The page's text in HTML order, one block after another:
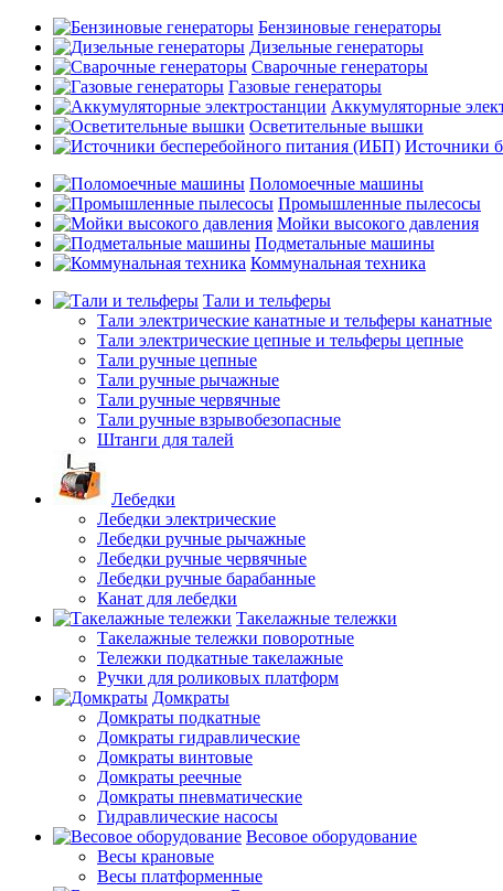
Бензиновые генераторы
Дизельные генераторы
Сварочные генераторы
Газовые генераторы
Аккумуляторные
Осветительные вышки
Источники
Поломоечные машины
Промышленные пылесосы
Мойки высокого давления
Подметальные машины
Коммунальная техника
Тали и тельферы
Тали электрические канатные и тельферы канатные
Тали электрические цепные и тельферы цепные
Тали ручные цепные
Тали ручные рычажные
Тали ручные червячные
Тали ручные взрывобезопасные
Штанги для талей
Лебедки
Лебедки электрические
Лебедки ручные рычажные
Лебедки ручные червячные
Лебедки ручные барабанные
Канат для лебедки
Такелажные тележки
Такелажные тележки поворотные
Тележки подкатные такелажные
Ручки для роликовых платформ
Домкраты
Домкраты подкатные
Домкраты гидравлические
Домкраты винтовые
Домкраты реечные
Домкраты пневматические
Гидравлические насосы
Весовое оборудование
Весы крановые
Весы платформенные